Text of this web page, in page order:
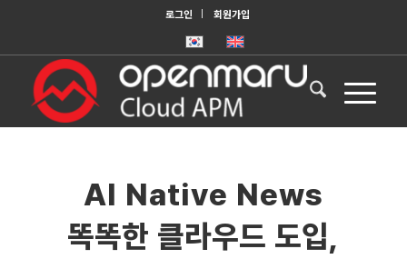
로그인 회원가입
AI Native News
똑똑한 클라우드 도입,